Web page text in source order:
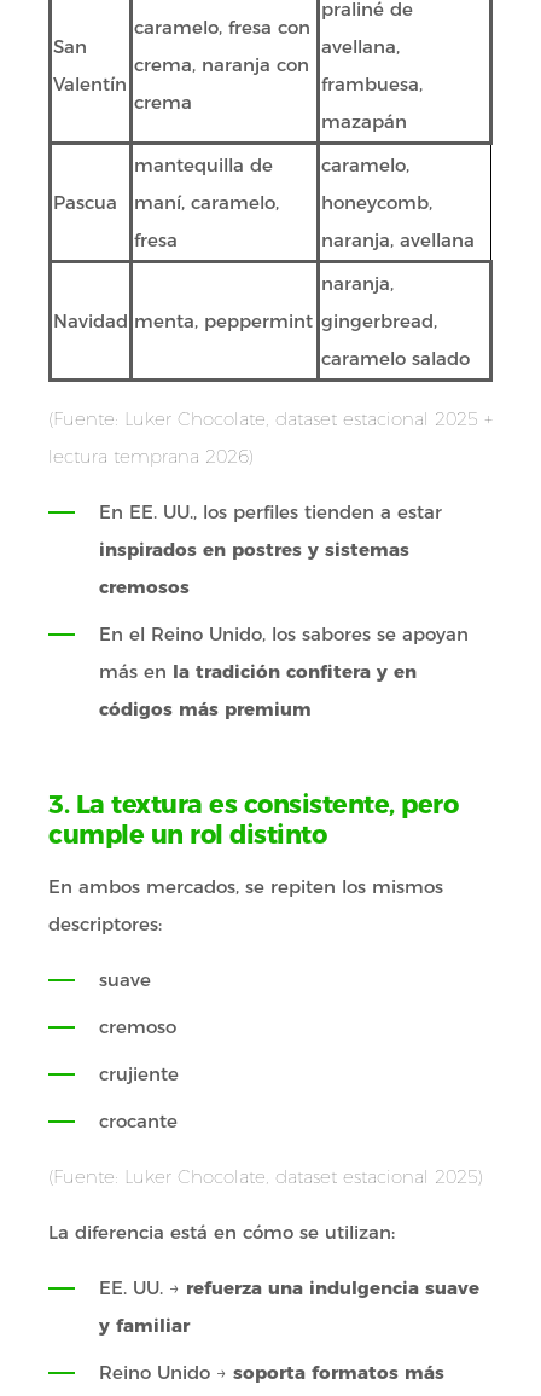
San
Valentín
caramelo, fresa con
crema, naranja con
crema
praliné de
avellana,
frambuesa,
mazapán
Pascua
mantequilla de
maní, caramelo,
fresa
caramelo,
honeycomb,
naranja, avellana
Navidad menta, peppermint
naranja,
gingerbread,
caramelo salado
(Fuente: Luker Chocolate, dataset estacional 2025 +
lectura temprana 2026)
En EE. UU., los perfiles tienden a estar
inspirados en postres y sistemas
cremosos
En el Reino Unido, los sabores se apoyan
más en la tradición confitera y en
códigos más premium
3. La textura es consistente, pero
cumple un rol distinto
En ambos mercados, se repiten los mismos
descriptores:
suave
cremoso
crujiente
crocante
(Fuente: Luker Chocolate, dataset estacional 2025)
La diferencia está en cómo se utilizan:
EE. UU. → refuerza una indulgencia suave
y familiar
Reino Unido → soporta formatos más